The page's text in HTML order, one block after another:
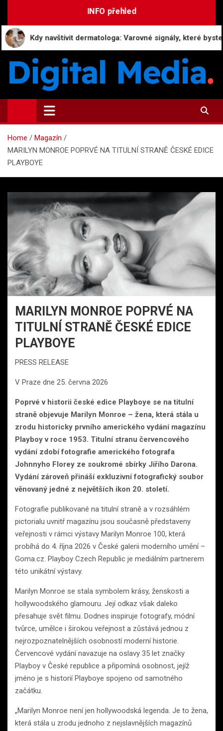
content
INFO přehled
navštívit dermatologa: Varovné signály, které byste neměli
Digital-Media.cz
Magazín zpravodajství a novinek
Home
Magazín
MARILYN MONROE POPRVÉ NA TITULNÍ STRANĚ ČESKÉ EDICE
PLAYBOYE
MARILYN MONROE POPRVÉ NA
TITULNÍ STRANĚ ČESKÉ EDICE
PLAYBOYE
PRESS RELEASE
V Praze dne 25. června 2026
Poprvé v historii české edice Playboye se na titulní
straně objevuje Marilyn Monroe – žena, která stála u
zrodu historicky prvního amerického vydání magazínu
Playboy v roce 1953. Titulní stranu červencového
vydání zdobí fotografie amerického fotografa
Johnnyho Florey ze soukromé sbírky Jiřího Darona.
Vydání zároveň přináší exkluzivní fotografický soubor
věnovaný jedné z největších ikon 20. století.
Fotografie publikované na titulní straně a v rozsáhlém
pictorialu uvnitř magazínu jsou současně představeny
veřejnosti v rámci výstavy Marilyn Monroe 100, která
probíhá do 4. října 2026 v České galerii moderního umění –
Goma.cz. Playboy Czech Republic je mediálním partnerem
této unikátní výstavy.
Marilyn Monroe se stala symbolem krásy, ženskosti a
hollywoodského glamouru. Její odkaz však daleko
přesahuje svět filmu. Dodnes inspiruje fotografy, módní
tvůrce, umělce i širokou veřejnost a zůstává jednou z
nejrozpoznatelnějších osobností moderní historie.
Červencové vydání navazuje na oslavy 35 let značky
Playboy v České republice a připomíná osobnost, jejíž
jméno je s historií Playboye spojeno od samotného
začátku.
„Marilyn Monroe není jen hollywoodská legenda. Je to žena,
která stála u zrodu jednoho z nejslavnějších magazínů